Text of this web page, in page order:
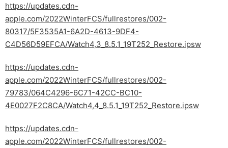
https://updates.cdn-
apple.com/2022WinterFCS/fullrestores/002-
80317/5F3535A1-6A2D-4613-9DF4-
C4D56D59EFCA/Watch4,3_8.5.1_19T252_Restore.ipsw
https://updates.cdn-
apple.com/2022WinterFCS/fullrestores/002-
79783/064C4296-6C71-42CC-BC10-
4E0027F2C8CA/Watch4,4_8.5.1_19T252_Restore.ipsw
https://updates.cdn-
apple.com/2022WinterFCS/fullrestores/002-